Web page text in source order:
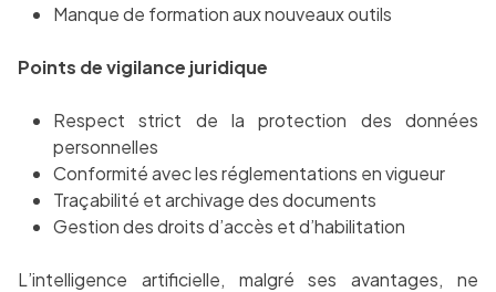
Manque de formation aux nouveaux outils
Points de vigilance juridique
Respect strict de la protection des données
personnelles
Conformité avec les réglementations en vigueur
Traçabilité et archivage des documents
Gestion des droits d’accès et d’habilitation
L’intelligence artificielle, malgré ses avantages, ne